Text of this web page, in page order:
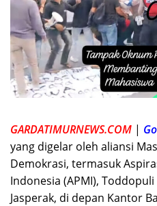
GARDATIMURNEWS.COM |
yang digelar oleh aliansi
Demokrasi, termasuk
Indonesia (APMI),
Jasperak, di depan Kantor